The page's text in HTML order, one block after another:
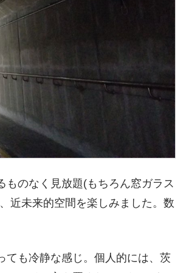
のなく見放題(もちろん窓ガラス
近未来的空間を楽しみました。数
ても冷静な感じ。個人的には、茨